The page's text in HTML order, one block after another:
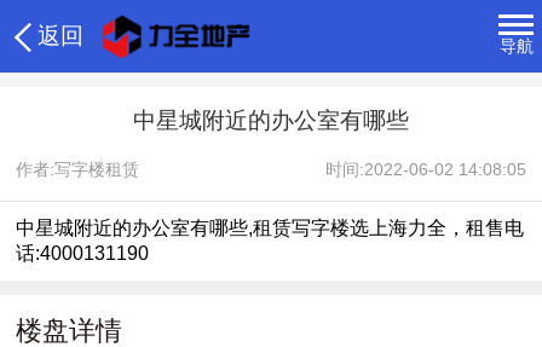
返回 导航
中星城附近的办公室有哪些
作者:写字楼租赁 时间:2022-06-02 14:08:05
中星城附近的办公室有哪些,租赁写字楼选上海力全，租售电
话:4000131190
楼盘详情